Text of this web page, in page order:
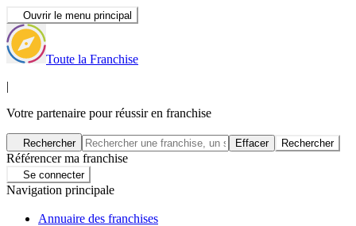
Ouvrir le menu principal
Toute la Franchise
|
Votre partenaire pour réussir en franchise
Rechercher Effacer Rechercher
Référencer ma franchise
Se connecter
Navigation principale
Annuaire des franchises